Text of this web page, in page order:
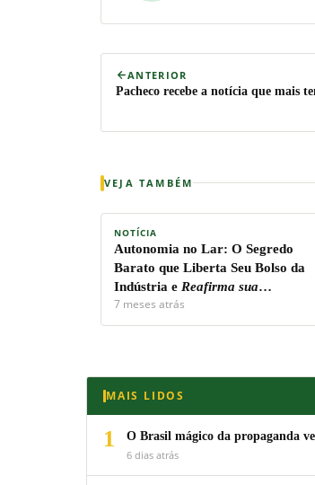
ANTERIOR
Pacheco recebe a notícia que mais
VEJA TAMBÉM
NOTÍCIA
Autonomia no Lar: O Segredo
Barato que Liberta Seu Bolso da
Indústria e Reafirma sua
Soberania Pessoal!
7 meses atrás
MAIS LIDOS
1
O Brasil mágico da propaganda
6 dias atrás